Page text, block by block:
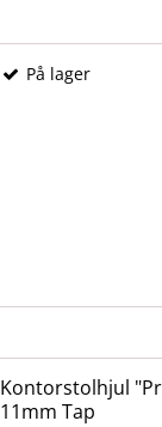
På lager
Kontorstolhjul
11mm Tap